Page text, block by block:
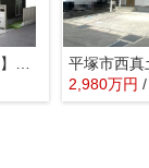
【仲介手数料０円】平塚市南金目第1期 新築一戸建て 4号棟 全4棟
2,980万円